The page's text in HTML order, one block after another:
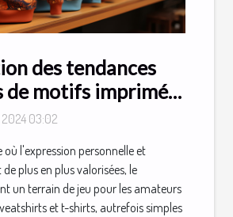
des tendances
de motifs imprimés
et t-shirts
2024 03:02
l'expression personnelle et
plus en plus valorisées, le
un terrain de jeu pour les amateurs
et t-shirts, autrefois simples